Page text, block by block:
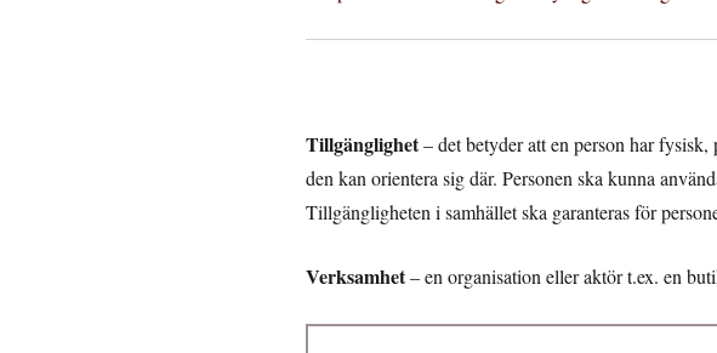
Tillgänglighet– det betyder att en person har
den kan orientera sig där. Personen ska kunna
Tillgängligheten i samhället ska garanteras för
Verksamhet– en organisation eller aktör t.ex. en